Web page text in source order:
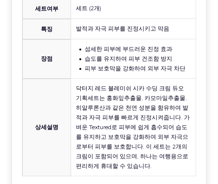
세트여부 세트 (2개)
특징 발적과 자극 피부를 진정시키고 막음
장점
섬세한 피부에 부드러운 진정 효과
습도를 유지하여 피부 건조함 방지
피부 보호막을 강화하여 외부 자극 차단
상세설명
닥터지 레드 블레미쉬 시카 수딩 크림 듀오
기획세트는 홍화잎추출물, 카모마일추출물,
히알루론산과 같은 천연 성분을 함유하여 발
적과 자극 피부를 빠르게 진정시켜줍니다. 가
벼운 Textured로 피부에 쉽게 흡수되어 습도
를 유지하고 보호막을 강화하여 외부 자극으
로부터 피부를 보호합니다. 이 세트는 2개의
크림이 포함되어 있으며, 하나는 여행용으로
편리하게 휴대할 수 있습니다.